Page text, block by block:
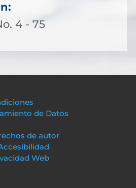
4 - 75
de Datos
de autor
Web